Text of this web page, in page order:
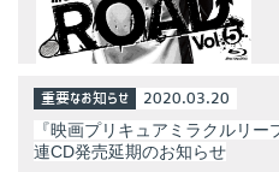
重要なお知らせ 2020.03.20
『映画プリキュアミラクルリ
連CD発売延期のお知らせ